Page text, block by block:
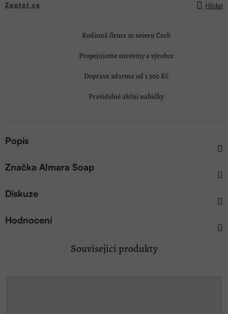
Zeptat se Hlídat
Rodinná firma ze severu Čech
Propojujeme suroviny a výrobce
Doprava zdarma od 1 500 Kč
Pravidelné akční nabídky
Popis
Značka Almara Soap
Diskuze
Hodnocení
Související produkty